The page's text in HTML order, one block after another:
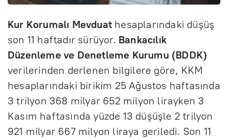
Kur Korumalı Mevduat hesaplarındaki düşüş
son 11 haftadır sürüyor. Bankacılık
Düzenleme ve Denetleme Kurumu (BDDK)
verilerinden derlenen bilgilere göre, KKM
hesaplarındaki birikim 25 Ağustos haftasında
3 trilyon 368 milyar 652 milyon lirayken 3
Kasım haftasında yüzde 13 düşüşle 2 trilyon
921 milyar 667 milyon liraya geriledi. Son 11